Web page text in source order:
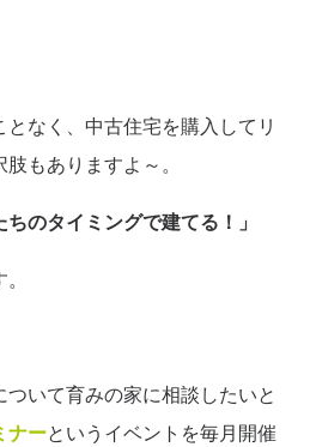
なく、中古住宅を購入してリ
もありますよ～。
ちのタイミングで建てる！」
いて育みの家に相談したいと
ナーというイベントを毎月開催